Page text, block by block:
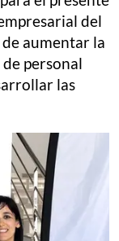
del
aumentar la
personal
las